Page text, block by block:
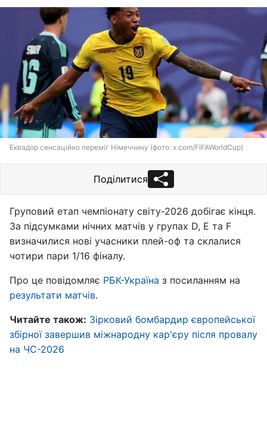
Еквадор сенсаційно переміг Німеччину (фото: x.com/FIFAWorldCup)
Поділитися
Груповий етап чемпіонату світу-2026 добігає кінця.
За підсумками нічних матчів у групах D, E та F
визначилися нові учасники плей-оф та склалися
чотири пари 1/16 фіналу.
Про це повідомляє РБК-Україна з посиланням на
результати матчів.
Читайте також: Зірковий бомбардир європейської
збірної завершив міжнародну кар'єру після провалу
на ЧС-2026